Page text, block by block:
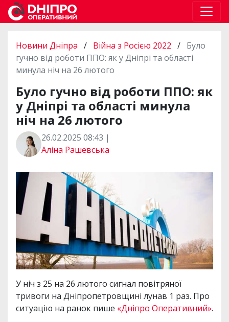
Новини Дніпра / Війна з Росією 2022 / Було
гучно від роботи ППО: як у Дніпрі та області
минула ніч на 26 лютого
Було гучно від роботи ППО: як
у Дніпрі та області минула
ніч на 26 лютого
26.02.2025 08:43 |
Аліна Рашевська
У ніч з 25 на 26 лютого сигнал повітряної
тривоги на Дніпропетровщині лунав 1 раз. Про
ситуацію на ранок пише «Дніпро Оперативний».